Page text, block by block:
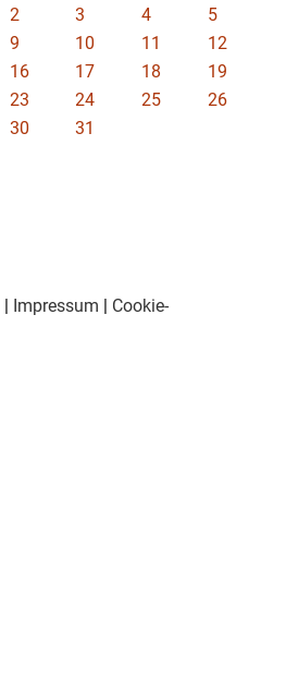
2 3 4
5
9 10 11
12
16 17 18
19
23 24 25
26
30
31
| Impressum | Cookie-